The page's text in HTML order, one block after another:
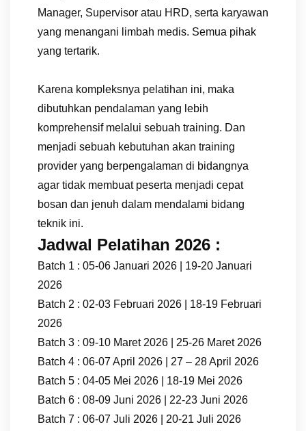
Manager, Supervisor atau HRD, serta karyawan
yang menangani limbah medis. Semua pihak
yang tertarik.
Karena kompleksnya pelatihan ini, maka
dibutuhkan pendalaman yang lebih
komprehensif melalui sebuah training. Dan
menjadi sebuah kebutuhan akan training
provider yang berpengalaman di bidangnya
agar tidak membuat peserta menjadi cepat
bosan dan jenuh dalam mendalami bidang
teknik ini.
Jadwal Pelatihan 2026 :
Batch 1 : 05-06 Januari 2026 | 19-20 Januari
2026
Batch 2 : 02-03 Februari 2026 | 18-19 Februari
2026
Batch 3 : 09-10 Maret 2026 | 25-26 Maret 2026
Batch 4 : 06-07 April 2026 | 27 – 28 April 2026
Batch 5 : 04-05 Mei 2026 | 18-19 Mei 2026
Batch 6 : 08-09 Juni 2026 | 22-23 Juni 2026
Batch 7 : 06-07 Juli 2026 | 20-21 Juli 2026